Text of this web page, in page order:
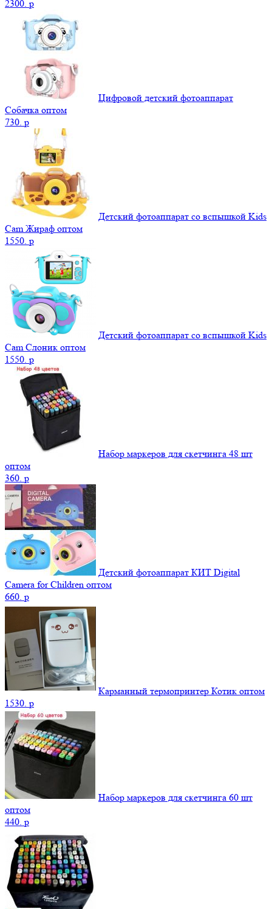
2300. p
Цифровой детский фотоаппарат
Собачка оптом
730. p
Детский фотоаппарат со вспышкой Kids
Cam Жираф оптом
1550. p
Детский фотоаппарат со вспышкой Kids
Cam Слоник оптом
1550. p
Набор маркеров для скетчинга 48 шт
оптом
360. p
Детский фотоаппарат КИТ Digital
Camera for Children оптом
660. p
Карманный термопринтер Котик оптом
1530. p
Набор маркеров для скетчинга 60 шт
оптом
440. p